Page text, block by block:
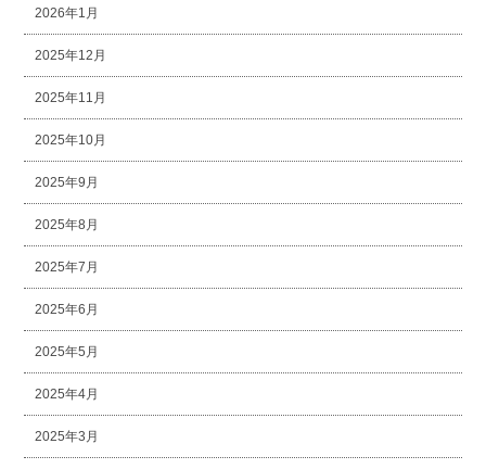
2026年1月
2025年12月
2025年11月
2025年10月
2025年9月
2025年8月
2025年7月
2025年6月
2025年5月
2025年4月
2025年3月